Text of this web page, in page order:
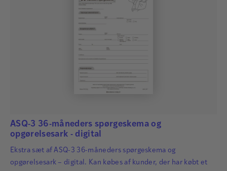
ASQ-3 36-måneders spørgeskema og
opgørelsesark - digital
Ekstra sæt af ASQ-3 36-måneders spørgeskema og
opgørelsesark – digital. Kan købes af kunder, der har købt et